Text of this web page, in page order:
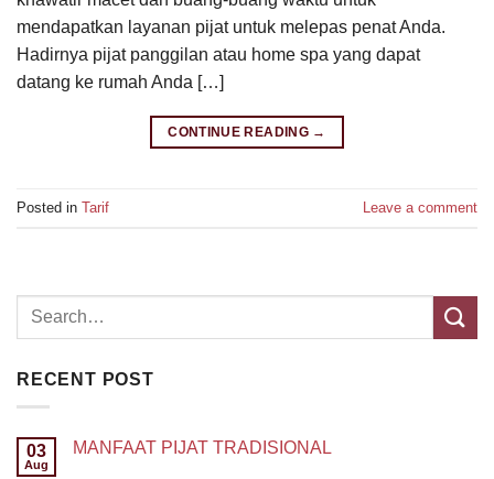
mendapatkan layanan pijat untuk melepas penat Anda.
Hadirnya pijat panggilan atau home spa yang dapat
datang ke rumah Anda […]
CONTINUE READING →
Posted in Tarif Leave a comment
RECENT POST
03
Aug
MANFAAT PIJAT TRADISIONAL